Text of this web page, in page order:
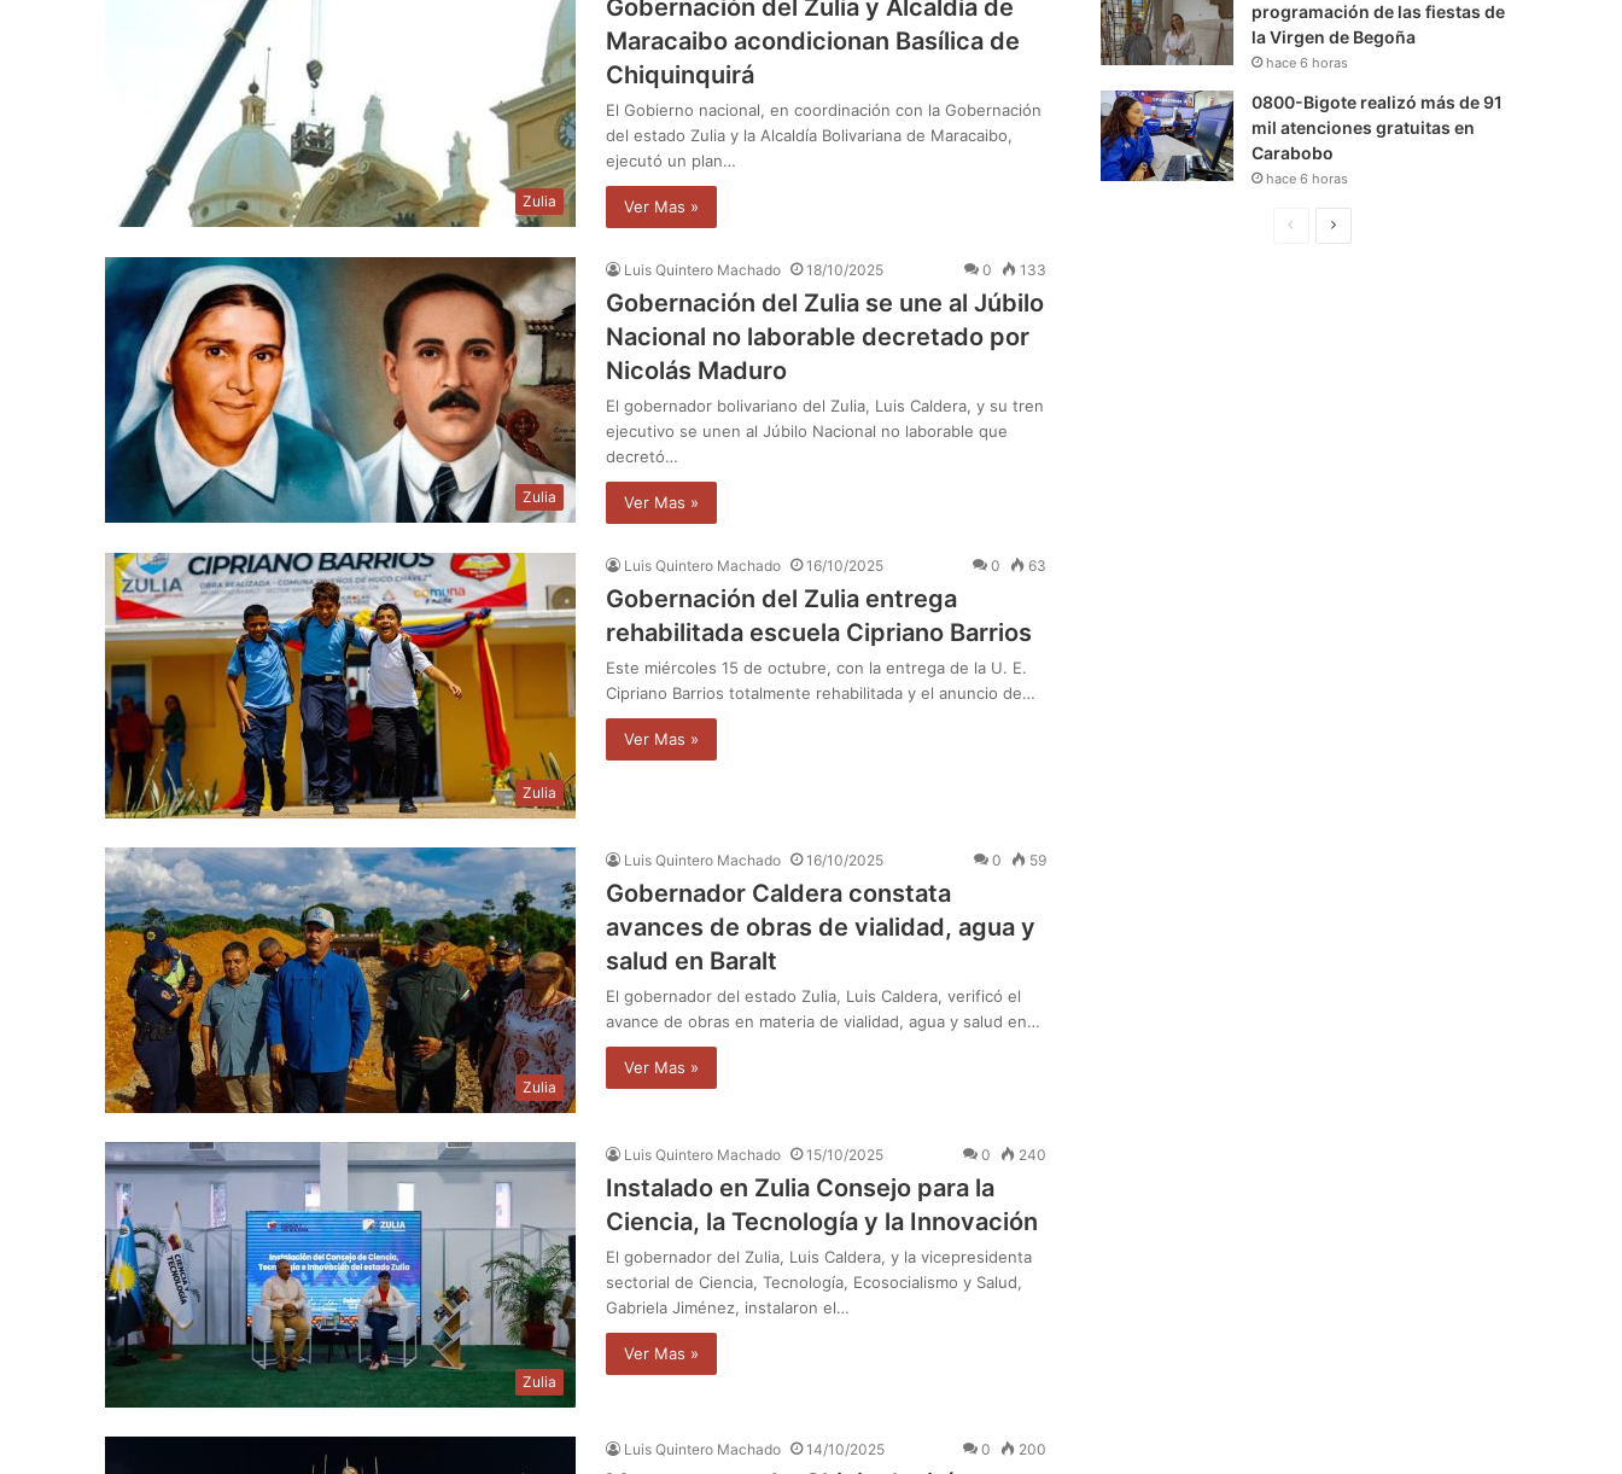
Zulia
Gobernación del Zulia y Alcaldía de
Maracaibo acondicionan Basílica de
Chiquinquirá
El Gobierno nacional, en coordinación con la Gobernación
del estado Zulia y la Alcaldía Bolivariana de Maracaibo,
ejecutó un plan…
Ver Mas »
Zulia
Luis Quintero Machado 18/10/2025 0 133
Gobernación del Zulia se une al Júbilo
Nacional no laborable decretado por
Nicolás Maduro
El gobernador bolivariano del Zulia, Luis Caldera, y su tren
ejecutivo se unen al Júbilo Nacional no laborable que
decretó…
Ver Mas »
Zulia
Luis Quintero Machado 16/10/2025 0 63
Gobernación del Zulia entrega
rehabilitada escuela Cipriano Barrios
Este miércoles 15 de octubre, con la entrega de la U. E.
Cipriano Barrios totalmente rehabilitada y el anuncio de…
Ver Mas »
Zulia
Luis Quintero Machado 16/10/2025 0 59
Gobernador Caldera constata
avances de obras de vialidad, agua y
salud en Baralt
El gobernador del estado Zulia, Luis Caldera, verificó el
avance de obras en materia de vialidad, agua y salud en…
Ver Mas »
Zulia
Luis Quintero Machado 15/10/2025 0 240
Instalado en Zulia Consejo para la
Ciencia, la Tecnología y la Innovación
El gobernador del Zulia, Luis Caldera, y la vicepresidenta
sectorial de Ciencia, Tecnología, Ecosocialismo y Salud,
Gabriela Jiménez, instalaron el…
Ver Mas »
Luis Quintero Machado 14/10/2025 0 200
programación de las fiestas de
la Virgen de Begoña
hace 6 horas
0800-Bigote realizó más de 91
mil atenciones gratuitas en
Carabobo
hace 6 horas
S